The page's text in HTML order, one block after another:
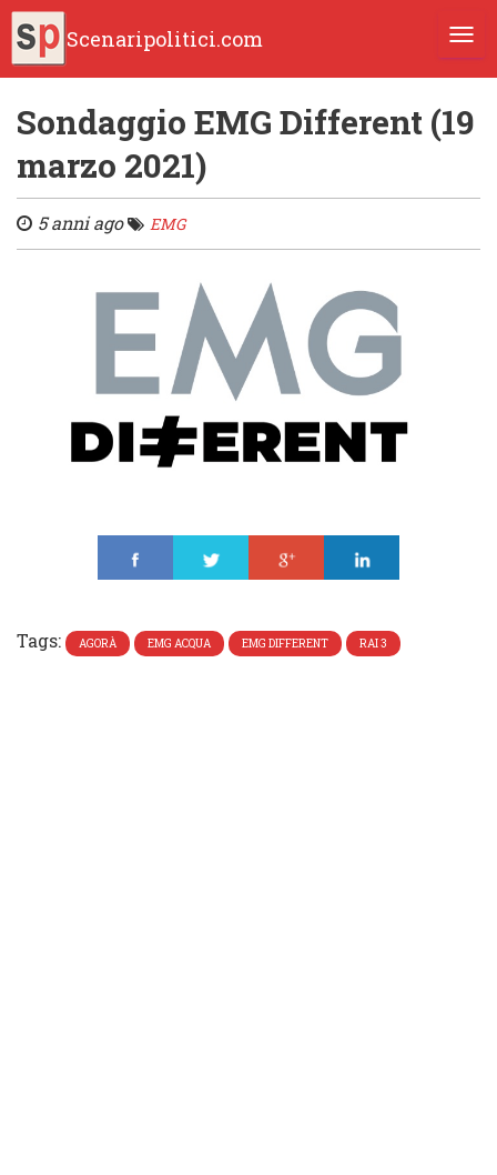
Scenaripolitici.com
Sondaggio EMG Different (19
marzo 2021)
5 anni ago EMG
Tags: AGORÀ EMG ACQUA EMG DIFFERENT RAI 3